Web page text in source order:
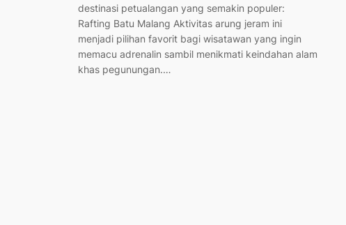
destinasi petualangan yang semakin populer:
Rafting Batu Malang Aktivitas arung jeram ini
menjadi pilihan favorit bagi wisatawan yang ingin
memacu adrenalin sambil menikmati keindahan alam
khas pegunungan.…